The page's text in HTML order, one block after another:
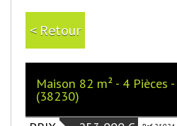
< Retour
Maison 82 m² - 4 Pièces
(38230)